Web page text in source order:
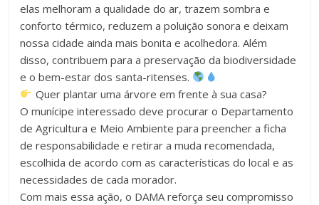
elas melhoram a qualidade do ar, trazem sombra e
conforto térmico, reduzem a poluição sonora e deixam
nossa cidade ainda mais bonita e acolhedora. Além
disso, contribuem para a preservação da biodiversidade
e o bem-estar dos santa-ritenses.
Quer plantar uma árvore em frente à sua casa?
O munícipe interessado deve procurar o Departamento
de Agricultura e Meio Ambiente para preencher a ficha
de responsabilidade e retirar a muda recomendada,
escolhida de acordo com as características do local e as
necessidades de cada morador.
Com mais essa ação, o DAMA reforça seu compromisso